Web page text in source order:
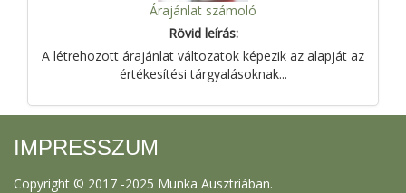
Árajánlat számoló
Rövid leírás:
A létrehozott árajánlat változatok képezik az alapját az
értékesítési tárgyalásoknak...
IMPRESSZUM
Copyright © 2017 -2025 Munka Ausztriában.